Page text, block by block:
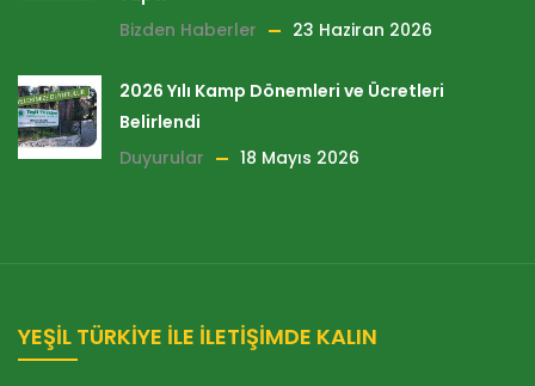
Bizden Haberler
23 Haziran 2026
2026 Yılı Kamp Dönemleri ve Ücretleri
Belirlendi
Duyurular
18 Mayıs 2026
YEŞİL TÜRKİYE İLE İLETİŞİMDE KALIN